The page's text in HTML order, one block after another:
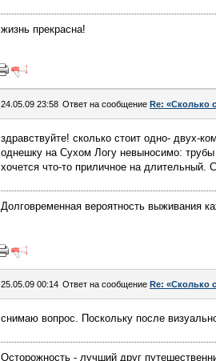
жизнь прекрасна!
24.05.09 23:58 Ответ на сообщение Re: «Сколько
здравствуйте! сколько стоит одно- двух-
однешку на Сухом Логу невыносимо: трубы
хочется что-то приличное на длительный.
Долговременная вероятность выживания
25.05.09 00:14 Ответ на сообщение Re: «Сколько
снимаю вопрос. Поскольку после
Осторожность - лучший друг